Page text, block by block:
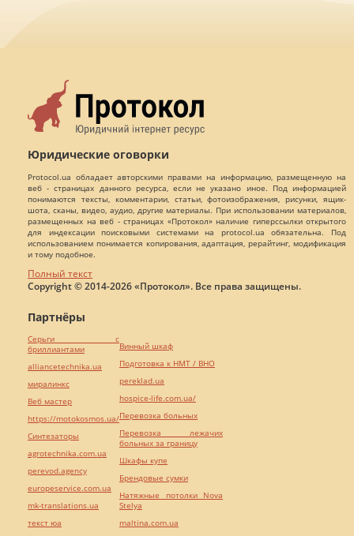
Юридические оговорки
Protocol.ua обладает авторскими правами на информацию, размещенную на
веб - страницах данного ресурса, если не указано иное. Под информацией
понимаются тексты, комментарии, статьи, фотоизображения, рисунки, ящик-
шота, сканы, видео, аудио, другие материалы. При использовании материалов,
размещенных на веб - страницах «Протокол» наличие гиперссылки открытого
для индексации поисковыми системами на protocol.ua обязательна. Под
использованием понимается копирования, адаптация, рерайтинг, модификация
и тому подобное.
Полный текст
Copyright © 2014-2026 «Протокол». Все права защищены.
Партнёры
Серьги с
бриллиантами
alliancetechnika.ua
миралинкс
Веб мастер
https://motokosmos.ua/
Синтезаторы
agrotechnika.com.ua
perevod.agency
europeservice.com.ua
mk-translations.ua
текст юа
Винный шкаф
Подготовка к НМТ / ВНО
pereklad.ua
hospice-life.com.ua/
Перевозка больных
Перевозка лежачих
больных за границу
Шкафы купе
Брендовые сумки
Натяжные потолки Nova
Stelya
maltina.com.ua